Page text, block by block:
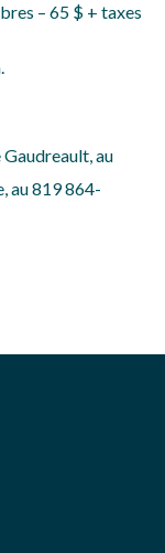
– 65 $ + taxes
au
au 819 864-